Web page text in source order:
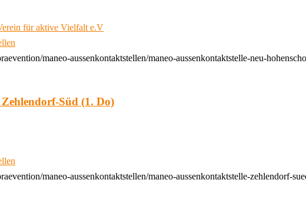
für aktive Vielfalt e.V
maneo-aussenkontaktstellen/maneo-aussenkontaktstelle-neu-
Süd (1. Do)
maneo-aussenkontaktstellen/maneo-aussenkontaktstelle-zehlendorf-